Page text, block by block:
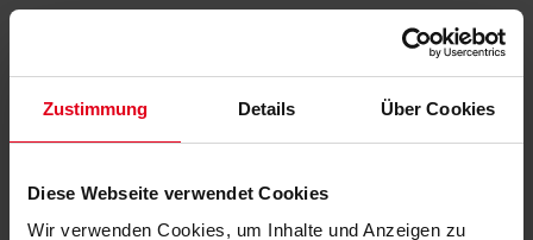
Zustimmung Details Über Cookies
Diese Webseite verwendet Cookies
Wir verwenden Cookies, um Inhalte und Anzeigen zu